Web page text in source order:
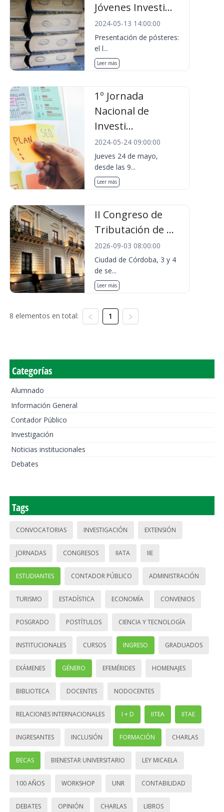
Jóvenes Investi...
2024-05-13 14:00:00
Presentación de pósteres:
el l...
Leer más
1º Jornada
Nacional de
Investi...
2024-05-24 09:00:00
Jueves 24 de mayo,
desde las 9...
Leer más
II Congreso de
Tributación de ...
2026-09-03 08:00:00
Ciudad de Córdoba, 3 y 4
de se...
Leer más
8 elementos en total: 1
Categorías
Alumnado
Información General
Contador Público
Investigación
Noticias institucionales
Debates
Tags
CONVOCATORIAS INVESTIGACIÓN EXTENSIÓN
JORNADAS CONGRESOS IIATA IIE
ESTUDIANTES CONTADOR PÚBLICO ADMINISTRACIÓN
TURISMO ESTADÍSTICA ECONOMÍA CONVENIOS
POSGRADO POSTÍTULOS CIENCIA Y TECNOLOGÍA
INSTITUCIONALES CURSOS INGRESO GRADUADOS
EXÁMENES GÉNERO EFEMÉRIDES HOMENAJES
BIBLIOTECA DOCENTES NODOCENTES
RELACIONES INTERNACIONALES I + D IITEA IITAE
INGRESANTES INCLUSIÓN FORMACIÓN CHARLAS
BECAS BIENESTAR UNIVERSITARIO LEY MICAELA
100 AÑOS WORKSHOP UNR CONTABILIDAD
DEBATES OPINIÓN CHARLAS LIBROS